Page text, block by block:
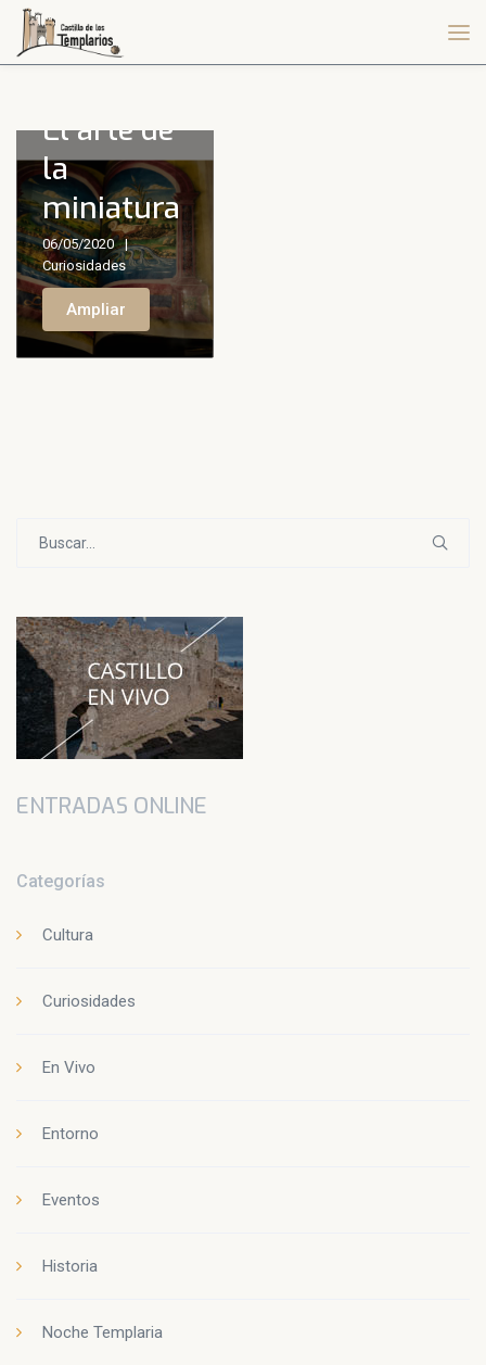
El arte de
la
miniatura
06/05/2020
Curiosidades
Ampliar
ENTRADAS ONLINE
Categorías
Cultura
Curiosidades
En Vivo
Entorno
Eventos
Historia
Noche Templaria